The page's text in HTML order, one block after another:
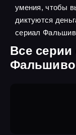
умения, чтобы
диктуются
сериал
Все серии